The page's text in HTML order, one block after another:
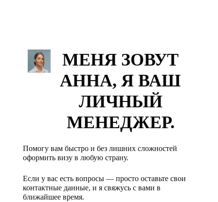
МЕНЯ ЗОВУТ
АННА, Я ВАШ
ЛИЧНЫЙ
МЕНЕДЖЕР.
Помогу вам быстро и без лишних сложностей
оформить визу в любую страну.
Если у вас есть вопросы — просто оставьте свои
контактные данные, и я свяжусь с вами в
ближайшее время.